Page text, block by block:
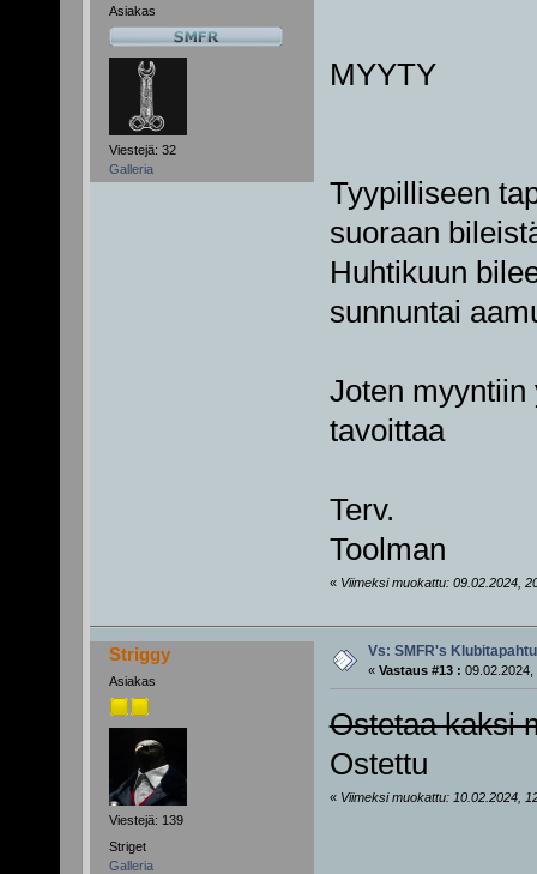
Asiakas
Viestejä: 32
Galleria
MYYTY
Tyypilliseen
suoraan
Huhtikuun
sunnuntai
Joten myyntiin
tavoittaa
Terv.
Toolman
« Viimeksi muokattu: 09.02.2024,
Striggy
Asiakas
Viestejä: 139
Striget
Galleria
Vs: SMFR's
« Vastaus #13 : 09.02.2024,
Ostetaa kaksi
Ostettu
« Viimeksi muokattu: 10.02.2024,